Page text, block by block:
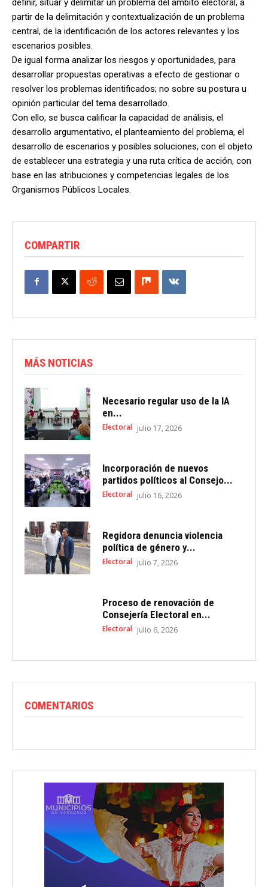
definir, situar y delimitar un problema del ámbito electoral, a
partir de la delimitación y contextualización de un problema
central, de la identificación de los actores relevantes y los
escenarios posibles.
De igual forma analizar los riesgos y oportunidades, para
desarrollar propuestas operativas a efecto de gestionar o
resolver los problemas identificados; no sobre su postura u
opinión particular del tema desarrollado.
Con ello, se busca calificar la capacidad de análisis, el
desarrollo argumentativo, el planteamiento del problema, el
desarrollo de escenarios y posibles soluciones, con el objeto
de establecer una estrategia y una ruta crítica de acción, con
base en las atribuciones y competencias legales de los
Organismos Públicos Locales.
COMPARTIR
MÁS NOTICIAS
Necesario regular uso de la IA
en...
Electoral julio 17, 2026
Incorporación de nuevos
partidos políticos al Consejo...
Electoral julio 16, 2026
Regidora denuncia violencia
política de género y...
Electoral julio 7, 2026
Proceso de renovación de
Consejería Electoral en...
Electoral julio 6, 2026
COMENTARIOS